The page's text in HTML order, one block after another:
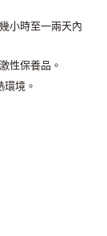
小時至一兩天內
性保養品。
境。